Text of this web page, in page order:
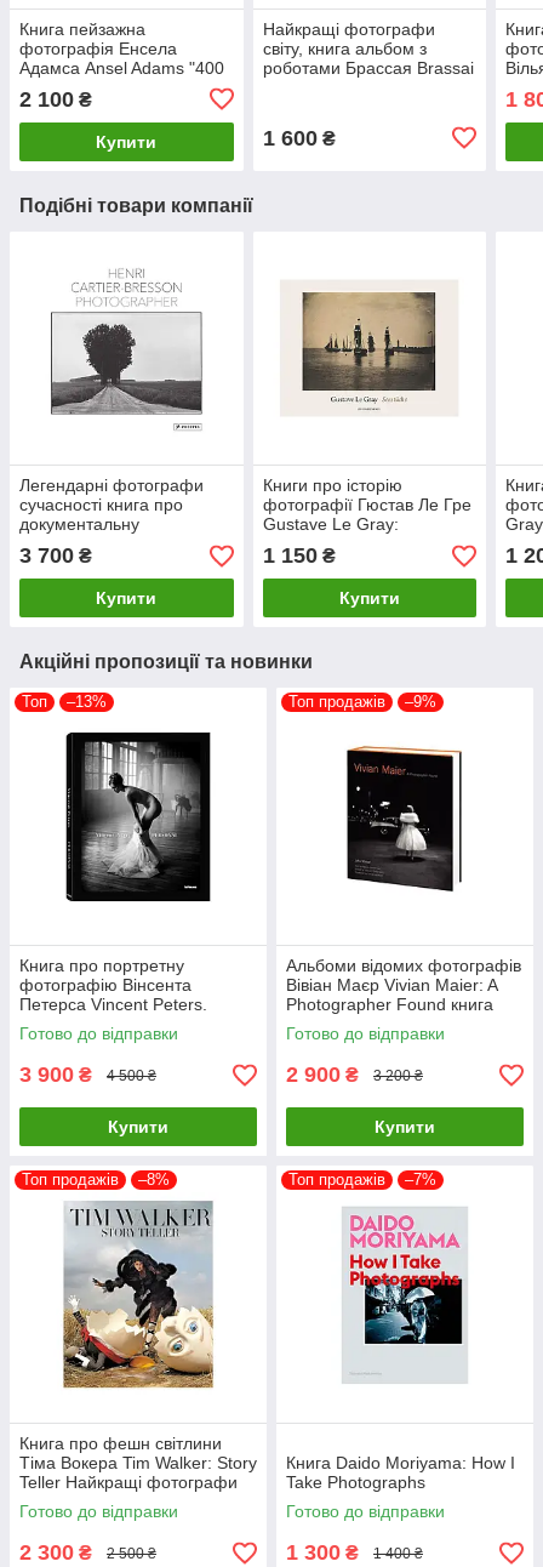
Книга пейзажна
фотографія Енсела
Адамса Ansel Adams "400
палітурка) книги для
фотографів
2 100 ₴
Купити
Найкращі фотографи
світу, книга альбом з
роботами Брассая Brassai
1 600₴
1
Подібні товари компанії
Легендарні фотографи
сучасності книга про
документальну
фотографію Henri Cartier-
Bresson: Photographer
3 700 ₴
Купити
Книги про історію
фотографії Гюстав Ле Гре
Gustave Le Gray:
Seascapes фотомистецтво
книги з ілюстраціями
1 150₴
Купити
1
Акційні пропозиції та новинки
Топ –13%
Книга про портретну
фотографію Вінсента
Петерса Vincent Peters.
Personal Фотоальбоми
відомих фотографів
Готово до відправки
3 900 ₴ 4 500 ₴
Купити
Топ продажів –9%
Альбоми відомих фотографів
Вівіан Маєр Vivian Maier: A
Photographer Found книга
про мистецтво фотографії
Готово до відправки
2 900 ₴ 3 200 ₴
Купити
Топ продажів –8%
Книга про фешн світлини
Тіма Вокера Tim Walker: Story
Teller Найкращі фотографи
світу книги для фотографів
Готово до відправки
2 300 ₴ 2 500 ₴
Топ продажів –7%
Книга Daido Moriyama: How I
Take Photographs
Готово до відправки
1 300 ₴ 1 400 ₴